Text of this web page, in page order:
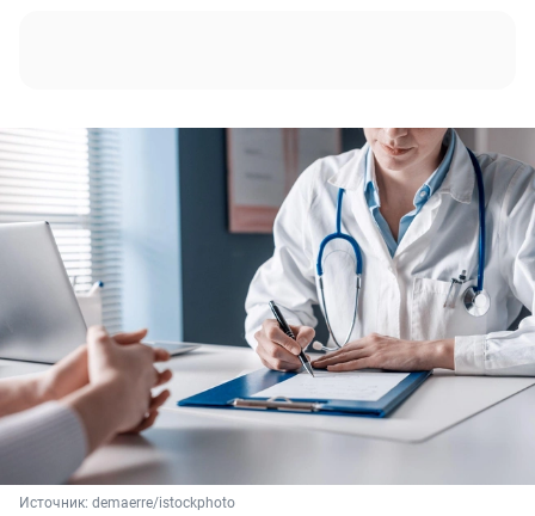
Источник: demaerre/istockphoto